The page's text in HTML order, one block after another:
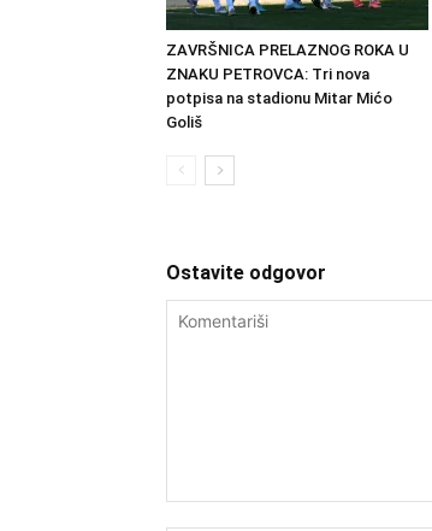
ZAVRŠNICA PRELAZNOG ROKA U
ZNAKU PETROVCA: Tri nova
potpisa na stadionu Mitar Mićo
Goliš
Ostavite odgovor